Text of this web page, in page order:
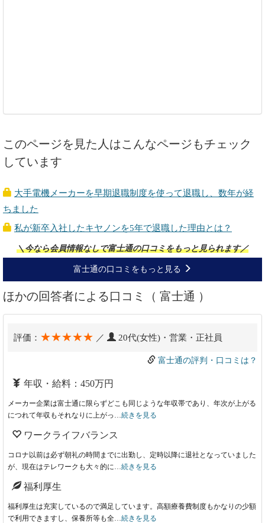
このページを見た人はこんなページもチェック
しています
大手電機メーカーを早期退職制度を使って退職し、数年が経
ちました
私が新卒入社したキヤノンを5年で退職した理由とは？
＼今なら会員情報なしで富士通の口コミをもっと見られます／
富士通の口コミをもっと見る
ほかの回答者による口コミ（ 富士通 ）
評価： ★★★★★ ／ 20代(女性)・営業・正社員
富士通の評判・口コミは？
年収・給料：450万円
メーカー企業は富士通に限らずどこも同じような年収帯であり、年次が上がる
につれて年収もそれなりに上がっ… 続きを見る
ワークライフバランス
コロナ以前は必ず朝礼の時間までに出勤し、定時以降に退社となっていました
が、現在はテレワークも大々的に… 続きを見る
福利厚生
福利厚生は充実しているので満足しています。高額療養費制度もかなりの少額
で利用できますし、保養所等も全… 続きを見る